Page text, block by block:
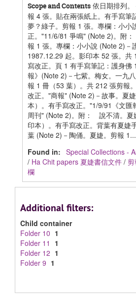
Scope and Contents 依日期排列
報 4 張。貼在兩張紙上。有手寫筆
夢？綠子。剪報 1 張。專欄：小小
正。"11/6/81 爭鳴" (Note 2)。附
報 1 張。專欄：小小說 (Note 2)－
1987.12.29 起。影印本 52 張。共
寫改正。頁 1 有手寫筆記：護身佛
報》(Note 2)－七紫。梅女。一九
報 1 冊（53 葉）。共 212 張剪報
改正。"商報" (Note 2)－故事。夏
本）。有手寫改正。"1/9/91《文匯
周刊" (Note 2)。附： 說不清。夏
印本）。有手寫改正。背葉有夏婕
葉 (Note 2)－陶俑。夏婕。剪報 1...
Found in: Special Collections -
/ Ha Chit papers 夏婕書信文件 /
欄
Additional filters:
Child container
Folder 10 1
Folder 11
1
Folder 12 1
Folder 9 1